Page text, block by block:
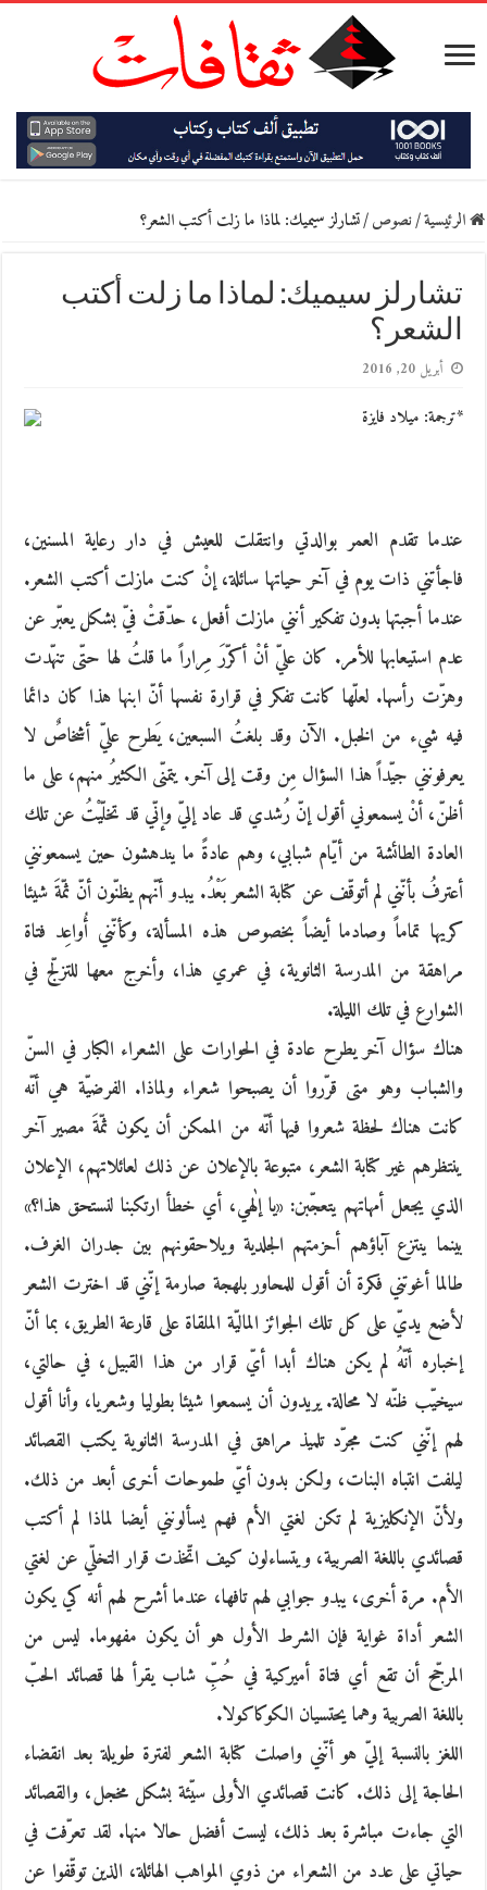
الرئيسية/نصوص/تشارلز سيميك: لماذا ما زلت أكتب الشعر؟
تشارلز سيميك: لماذا ما زلت أكتب
الشعر؟
أبريل 20, 2016
*ترجمة: ميلاد فايزة
عندما تقدم العمر بوالدتي وانتقلت للعيش في دار رعاية المسنين،
فاجأتني ذات يوم في آخر حياتها سائلة، إنْ كنت مازلت أكتب الشعر.
عندما أجبتها بدون تفكير أنني مازلت أفعل، حدّقتْ فيّ بشكل يعبّر عن
عدم استيعابها للأمر. كان عليّ أنْ أكرّرَ مِراراً ما قلتُ لها حتّى تنهّدت
وهزّت رأسها. لعلّها كانت تفكر في قرارة نفسها أنّ ابنها هذا كان دائما
فيه شيء من الخبل. الآن وقد بلغتُ السبعين، يَطرح عليّ أشخاصٌ لا
يعرفونني جيّداً هذا السؤال مِن وقت إلى آخر. يتمنّى الكثيرُ منهم، على ما
أظنّ، أنْ يسمعوني أقول إنّ رُشدي قد عاد إليّ وإنّي قد تخلّيْتُ عن تلك
العادة الطائشة من أيّام شبابي، وهم عادةً ما يندهشون حين يسمعونني
أعترفُ بأنّني لم أتوقّف عن كتابة الشعر بَعْدُ. يبدو أنّهم يظنّون أنّ ثمّةَ شيئا
كريها تماماً وصادما أيضاً بخصوص هذه المسألة، وكأنّني أُواعِد فتاة
مراهقة من المدرسة الثانوية، في عمري هذا، وأخرج معها للتزلّج في
الشوارع في تلك الليلة.
هناك سؤال آخر يطرح عادة في الحوارات على الشعراء الكبار في السنّ
والشباب وهو متى قرّروا أن يصبحوا شعراء ولماذا. الفرضيّة هي أنّه
كانت هناك لحظة شعروا فيها أنّه من الممكن أن يكون ثمّةَ مصير آخر
ينتظرهم غير كتابة الشعر، متبوعة بالإعلان عن ذلك لعائلاتهم، الإعلان
الذي يجعل أمهاتهم يتعجّبن: «يا إلٰهي، أي خطأ ارتكبنا لنستحق هذا؟»
بينما ينتزع آباؤهم أحزمتهم الجلدية ويلاحقونهم بين جدران الغرف.
طالما أغوتني فكرة أن أقول للمحاور بلهجة صارمة إنّني قد اخترت الشعر
لأضع يديّ على كل تلك الجوائز الماليّة الملقاة على قارعة الطريق، بما أنّ
إخباره أنّهُ لم يكن هناك أبدا أيّ قرار من هذا القبيل، في حالتي،
سيخيّب ظنّه لا محالة. يريدون أن يسمعوا شيئا بطوليا وشعريا، وأنا أقول
لهم إنّني كنت مجرّد تلميذ مراهق في المدرسة الثانوية يكتب القصائد
ليلفت انتباه البنات، ولكن بدون أيّ طموحات أخرى أبعد من ذلك.
ولأنّ الإنكليزية لم تكن لغتي الأم فهم يسألونني أيضا لماذا لم أكتب
قصائدي باللغة الصربية، ويتساءلون كيف اتّخذت قرار التخلّي عن لغتي
الأم. مرة أخرى، يبدو جوابي لهم تافها، عندما أشرح لهم أنه كي يكون
الشعر أداة غواية فإن الشرط الأول هو أن يكون مفهوما. ليس من
المرجّح أن تقع أي فتاة أميركية في حُبِّ شاب يقرأ لها قصائد الحبّ
باللغة الصربية وهما يحتسيان الكوكاكولا.
اللغز بالنسبة إليّ هو أنّني واصلت كتابة الشعر لفترة طويلة بعد انقضاء
الحاجة إلى ذلك. كانت قصائدي الأولى سيّئة بشكل مخجل، والقصائد
التي جاءت مباشرة بعد ذلك، ليست أفضل حالا منها. لقد تعرّفت في
حياتي على عدد من الشعراء من ذوي المواهب الهائلة، الذين توقّفوا عن